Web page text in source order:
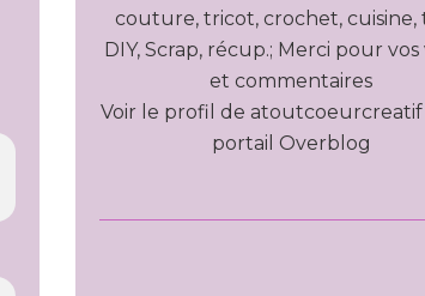
couture, tricot, crochet, cuisine,
DIY, Scrap, récup.; Merci pour vos
et commentaires
Voir le profil de atoutcoeurcreatif
portail Overblog